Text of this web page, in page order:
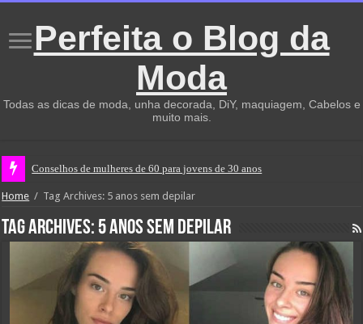
Perfeita o Blog da
Moda
Todas as dicas de moda, unha decorada, DiY, maquiagem, Cabelos e
muito mais.
Conselhos de mulheres de 60 para jovens de 30 anos
Home / Tag Archives: 5 anos sem depilar
Tag Archives: 5 anos sem depilar